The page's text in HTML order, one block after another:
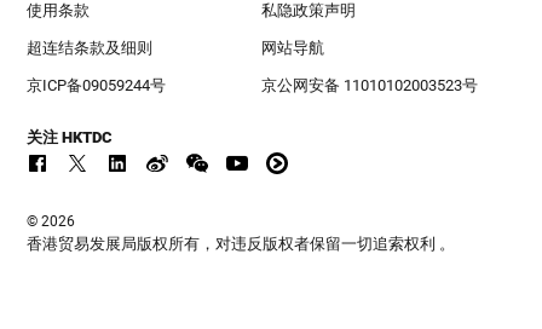
使用条款 私隐政策声明
超连结条款及细则 网站导航
京ICP备09059244号 京公网安备 11010102003523号
关注 HKTDC
© 2026
香港贸易发展局版权所有，对违反版权者保留一切追索权利 。